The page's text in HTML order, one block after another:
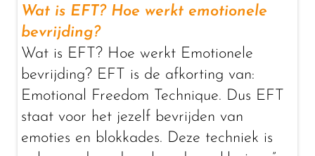
Wat is EFT? Hoe werkt emotionele
bevrijding?
Wat is EFT? Hoe werkt Emotionele
bevrijding? EFT is de afkorting van:
Emotional Freedom Technique. Dus EFT
staat voor het jezelf bevrijden van
emoties en blokkades. Deze techniek is